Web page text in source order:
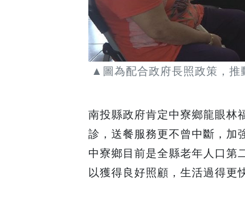
▲圖為配合政府長照政策，推
南投縣政府肯定中寮鄉龍眼林
診，送餐服務更不曾中斷，加
中寮鄉目前是全縣老年人口第
以獲得良好照顧，生活過得更